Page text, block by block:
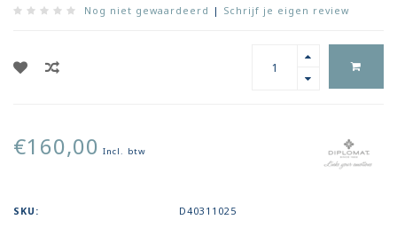
Nog niet gewaardeerd | Schrijf je eigen review
€160,00 Incl. btw
SKU: D40311025